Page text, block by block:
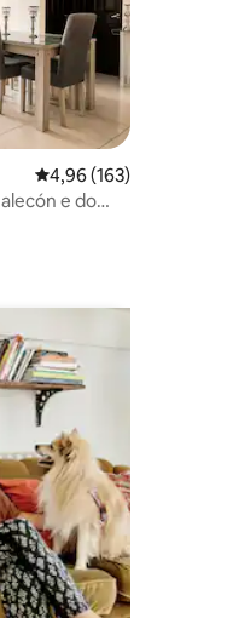
4,96 de uma avaliação
4,96 (163)
e do